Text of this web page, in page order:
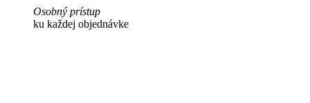
Osobný prístup
ku každej objednávke